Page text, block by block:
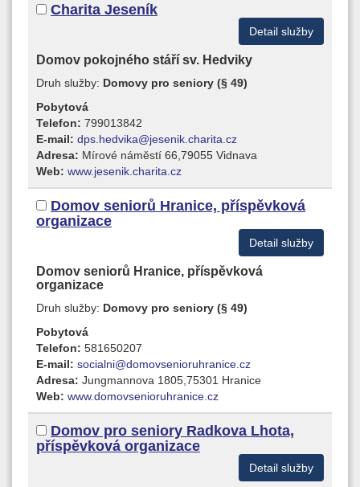
Charita Jeseník
Detail služby
Domov pokojného stáří sv. Hedviky
Druh služby: Domovy pro seniory (§ 49)
Pobytová
Telefon: 799013842
E-mail: dps.hedvika@jesenik.charita.cz
Adresa: Mírové náměstí 66,79055 Vidnava
Web: www.jesenik.charita.cz
Domov seniorů Hranice, příspěvková
organizace
Detail služby
Domov seniorů Hranice, příspěvková
organizace
Druh služby: Domovy pro seniory (§ 49)
Pobytová
Telefon: 581650207
E-mail: socialni@domovsenioruhranice.cz
Adresa: Jungmannova 1805,75301 Hranice
Web: www.domovsenioruhranice.cz
Domov pro seniory Radkova Lhota,
příspěvková organizace
Detail služby